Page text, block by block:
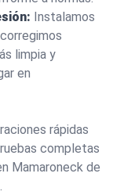
Instalamos
limpia y
en
rápidas
completas
Mamaroneck de